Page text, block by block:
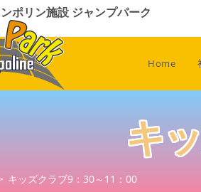
ポリン施設 ジャンプパーク
Home
キ
キッズクラブ9：30～11：00